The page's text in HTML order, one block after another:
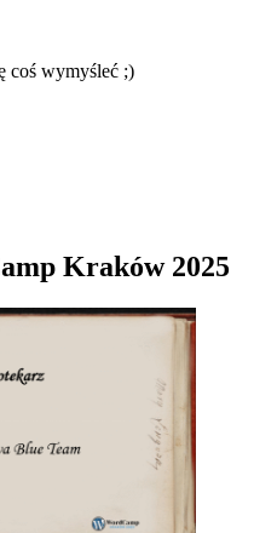
coś wymyśleć ;)
Kraków 2025